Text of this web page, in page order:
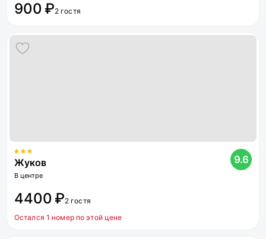
900 ₽2 гостя
Жуков
В центре
9.6
4400 ₽2 гостя
Остался 1 номер по этой цене